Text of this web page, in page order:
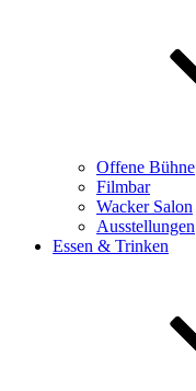
Offene Bühne
Filmbar
Wacker Salon
Ausstellungen
Essen & Trinken